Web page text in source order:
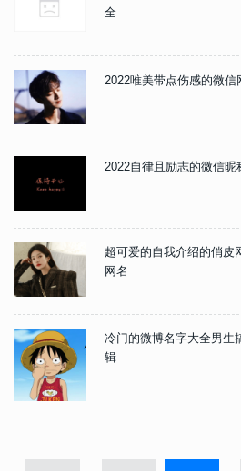
全
2022唯美带点伤感的微
2022自律且励志的微信
超可爱的自我介绍的俏皮
网名
冷门的微博名字大全男生
辑